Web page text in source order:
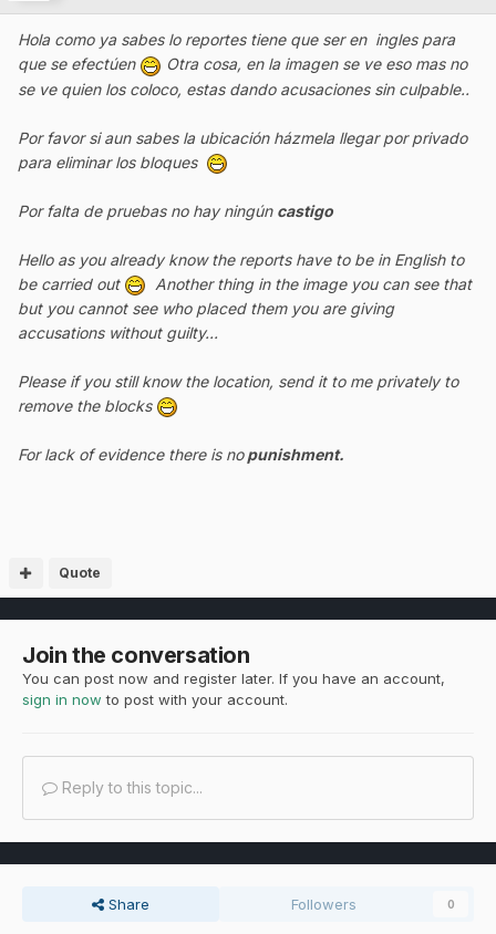
Hola como ya sabes lo reportes tiene que ser en ingles para
que se efectúen
Otra cosa, en la imagen se ve eso mas no
se ve quien los coloco, estas dando acusaciones sin culpable..
Por favor si aun sabes la ubicación házmela llegar por privado
para eliminar los bloques
Por falta de pruebas no hay ningún castigo
Hello as you already know the reports have to be in English to
be carried out
Another thing in the image you can see that
but you cannot see who placed them you are giving
accusations without guilty...
Please if you still know the location, send it to me privately to
remove the blocks
For lack of evidence there is nopunishment.
Quote
Join the conversation
You can post now and register later. If you have an account,
sign in now to post with your account.
Reply to this topic...
Share Followers 0